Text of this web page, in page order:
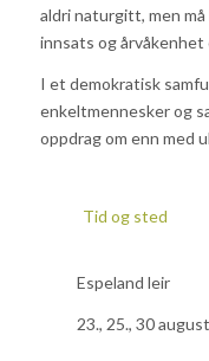
aldri naturgitt, men
innsats og
I et demokratisk
enkeltmennesker og
oppdrag om enn med
Tid og sted
Espeland leir
23., 25., 30